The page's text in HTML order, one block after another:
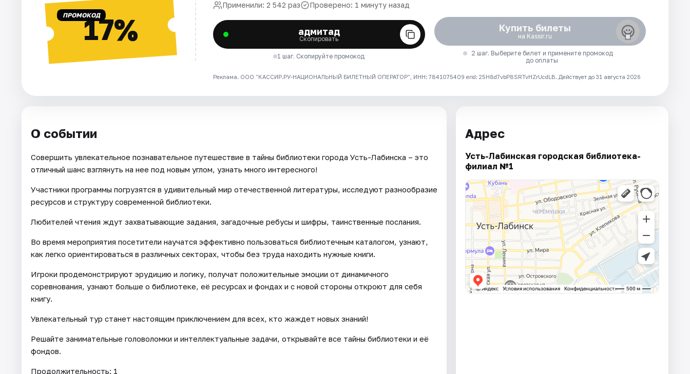
Рейтинги ПРОМОКОД17%
Применили: 2 542 раз Проверено: 1 минуту назад
адмитад
Скопировать
1 шаг. Скопируйте промокод
Купить билеты
на Kassir.ru
2 шаг. Выберите билет и примените промокод
до оплаты
Реклама. ООО "КАССИР.РУ-НАЦИОНАЛЬНЫЙ БИЛЕТНЫЙ ОПЕРАТОР", ИНН: 7841075409 erid: 25H8d7vbP8SRTvHZrUcdLB. Действует до 31 августа 2026
О событии
Совершить увлекательное познавательное путешествие в тайны библиотеки города Усть-Лабинска – это
отличный шанс взглянуть на нее под новым углом, узнать много интересного!
Участники программы погрузятся в удивительный мир отечественной литературы, исследуют разнообразие
ресурсов и структуру современной библиотеки.
Любителей чтения ждут захватывающие задания, загадочные ребусы и шифры, таинственные послания.
Во время мероприятия посетители научатся эффективно пользоваться библиотечным каталогом, узнают,
как легко ориентироваться в различных секторах, чтобы без труда находить нужные книги.
Игроки продемонстрируют эрудицию и логику, получат положительные эмоции от динамичного
соревнования, узнают больше о библиотеке, её ресурсах и фондах и с новой стороны откроют для себя
книгу.
Увлекательный тур станет настоящим приключением для всех, кто жаждет новых знаний!
Решайте занимательные головоломки и интеллектуальные задачи, открывайте все тайны библиотеки и её
фондов.
Продолжительность: 1
Адрес
Усть-Лабинская городская библиотека-
филиал №1